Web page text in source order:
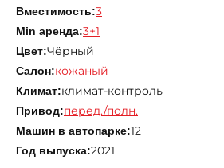
Вместимость:3
Min аренда:3+1
Цвет:Чёрный
Салон:кожаный
Климат:климат-контроль
Привод:перед./полн.
Машин в автопарке:12
Год выпуска:2021